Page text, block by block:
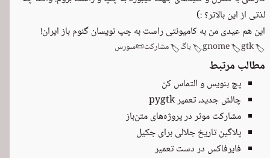
لذتی از این بالاتر؟ :)
این هم عیدی من به کامیونتی راست به چپ نویسان گنوم باز ایران!
🏷️
gtk
🏷️
🏷️باگ🏷️مشارکت📜سورس
مطالب مرتبط
پچ بنویس و التماس کن
چالش جدید، تعمیر pygtk
مشارکت موثر در پروژه‌های متن‌باز
پلاگین تاریخ جلالی برای جکیل
فایرفاکس در دست تعمیر